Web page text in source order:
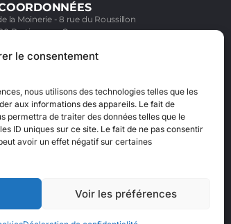
le consentement
nous utilisons des technologies telles que les
aux informations des appareils. Le fait de
permettra de traiter des données telles que le
ID uniques sur ce site. Le fait de ne pas consentir
avoir un effet négatif sur certaines
Voir les préférences
la Moinerie - 8 rue du Roussillon
Bretigny sur Orge
contact@accimoto.com